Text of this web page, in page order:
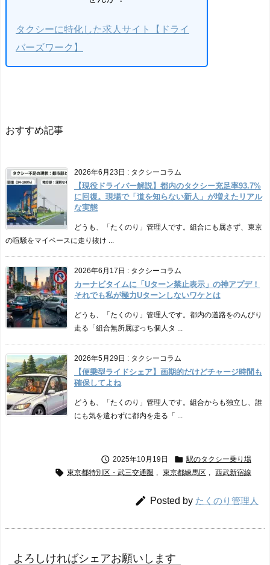
タクシーに特化した求人サイト【ドライ
バーズワーク】
おすすめ記事
2026年6月23日 : タクシーコラム
【現役ドライバー解説】都内のタクシー充足率93.7%
に回復。現場で「道を知らない新人」が増えたリアル
な実態
どうも、「たくのり」管理人です。組合にも属さず、東京
の喧騒をマイペースに走り抜け ...
2026年6月17日 : タクシーコラム
カーナビタイムに「Uターン禁止表示」の神アプデ！
それでも私が極力Uターンしないワケとは
どうも、「たくのり」管理人です。都内の道路をのんびり
走る「組合無所属ぼっち個人タ ...
2026年5月29日 : タクシーコラム
【便乗型ライドシェア】画期的だけどチャージ時間も
確保してよね
どうも、「たくのり」管理人です。組合からも独立し、誰
にも気を遣わずに都内を走る「 ...
 2025年10月19日  駅のタクシー乗り場
 東京都特別区・武三交通圏 , 東京都練馬区 , 西武新宿線
 Posted by たくのり管理人
よろしければシェアお願いします